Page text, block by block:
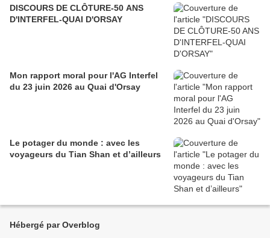
DISCOURS DE CLÔTURE-50 ANS
D'INTERFEL-QUAI D'ORSAY
Mon rapport moral pour l'AG Interfel
du 23 juin 2026 au Quai d'Orsay
Le potager du monde : avec les
voyageurs du Tian Shan et d’ailleurs
Hébergé par Overblog